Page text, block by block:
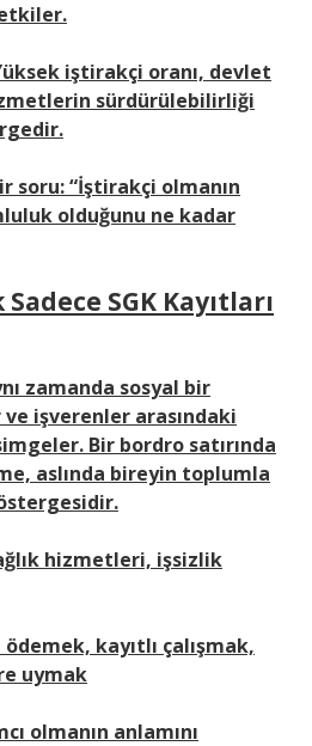
iştirakçi oranı, devlet
sürdürülebilirliği
soru: “İştirakçi olmanın
olduğunu ne kadar
SGK Kayıtları
zamanda sosyal bir
işverenler arasındaki
Bir bordro satırında
aslında bireyin toplumla
hizmetleri, işsizlik
kayıtlı çalışmak,
uymak
olmanın anlamını